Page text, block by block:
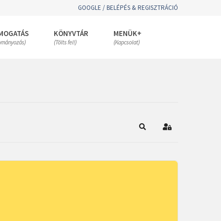
GOOGLE / BELÉPÉS & REGISZTRÁCIÓ
KÖNYVTÁR
(Tölts fel!)
MENÜK+
(Kapcsolat)
KeresésBejelentkezés